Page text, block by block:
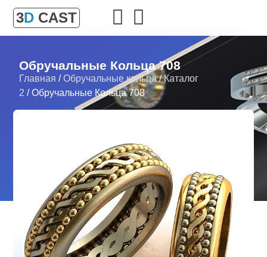
3D CAST
Обручальные Кольца 708
Главная /Обручальные кольца/Каталог
2 / Обручальные Кольца 708